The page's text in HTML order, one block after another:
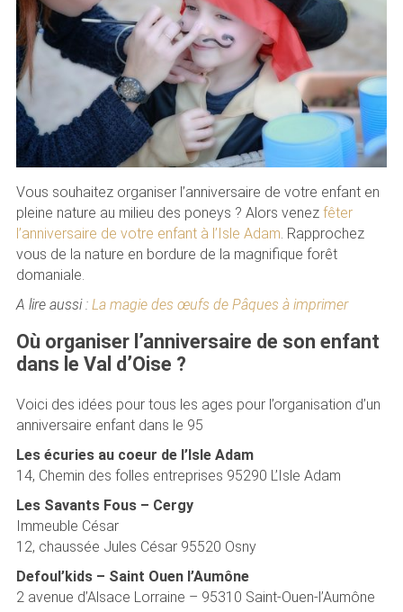
Vous souhaitez organiser l’anniversaire de votre enfant en
pleine nature au milieu des poneys ? Alors venez fêter
l’anniversaire de votre enfant à l’Isle Adam . Rapprochez
vous de la nature en bordure de la magnifique forêt
domaniale.
A lire aussi : La magie des œufs de Pâques à imprimer
Où organiser l’anniversaire de son enfant
dans le Val d’Oise ?
Voici des idées pour tous les ages pour l’organisation d’un
anniversaire enfant dans le 95
Les écuries au coeur de l’Isle Adam
14, Chemin des folles entreprises 95290 L’Isle Adam
Les Savants Fous – Cergy
Immeuble César
12, chaussée Jules César 95520 Osny
Defoul’kids – Saint Ouen l’Aumône
2 avenue d’Alsace Lorraine – 95310 Saint-Ouen-l’Aumône